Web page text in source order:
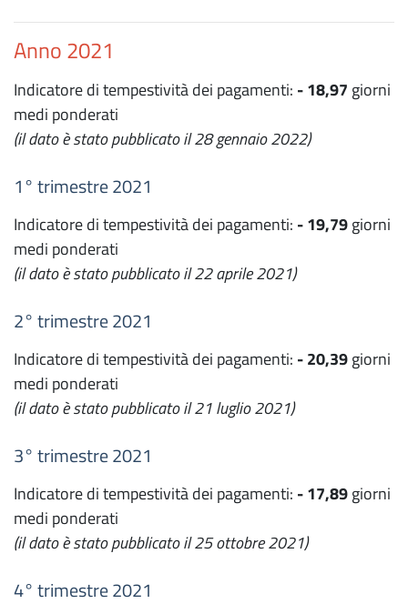
Anno 2021
Indicatore di tempestività dei pagamenti: - 18,97 giorni
medi ponderati
(il dato è stato pubblicato il 28 gennaio 2022)
1° trimestre 2021
Indicatore di tempestività dei pagamenti: - 19,79giorni
medi ponderati
(il dato è stato pubblicato il 22 aprile 2021)
2° trimestre 2021
Indicatore di tempestività dei pagamenti: - 20,39giorni
medi ponderati
(il dato è stato pubblicato il 21 luglio 2021)
3° trimestre 2021
Indicatore di tempestività dei pagamenti: - 17,89giorni
medi ponderati
(il dato è stato pubblicato il 25 ottobre 2021)
4° trimestre 2021